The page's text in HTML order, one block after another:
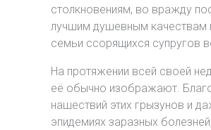
столкновениям, во вражду
лучшим душевным качествам
семьи ссорящихся супругов
На протяжении всей своей
её обычно изображают.
нашествий этих грызунов и
эпидемиях заразных